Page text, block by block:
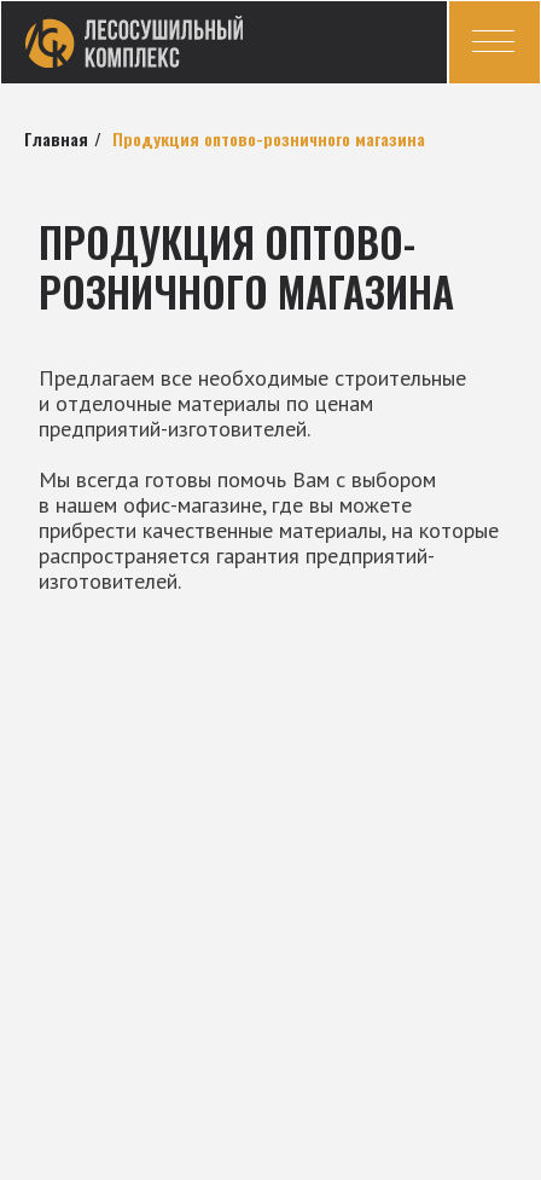
Главная / Продукция оптово-розничного магазина
Предлагаем все необходимые строительные
и отделочные материалы по ценам
предприятий-изготовителей.
прибрести качественные материалы, на которые
распространяется гарантия предприятий-
изготовителей.